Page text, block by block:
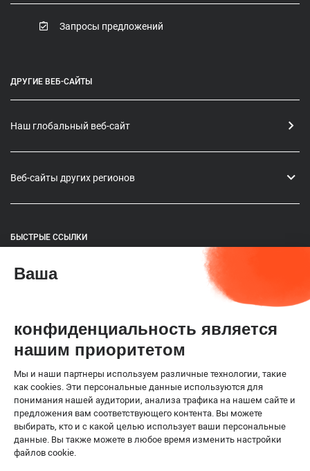
Запросы предложений
ДРУГИЕ ВЕБ-САЙТЫ
Наш глобальный веб-сайт
Веб-сайты других регионов
БЫСТРЫЕ ССЫЛКИ
Предстоящие мероприятия
Наша платформа по благополучию животных по
Европе
Референтные центры ВОЗЖ
Соглашение ВТО по СФС
Официальное уведомление
Ваша
конфиденциальность является
нашим приоритетом
Мы и наши партнеры используем различные технологии, такие
как cookies. Эти персональные данные используются для
понимания нашей аудитории, анализа трафика на нашем сайте и
предложения вам соответствующего контента. Вы можете
выбирать, кто и с какой целью использует ваши персональные
данные. Вы также можете в любое время изменить настройки
файлов cookie.